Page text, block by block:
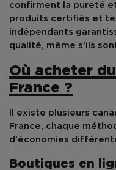
confirment la pureté
produits certifiés et
indépendants
qualité, même s’ils
Où acheter
France ?
Il existe plusieurs
France, chaque
d’économies
Boutiques en